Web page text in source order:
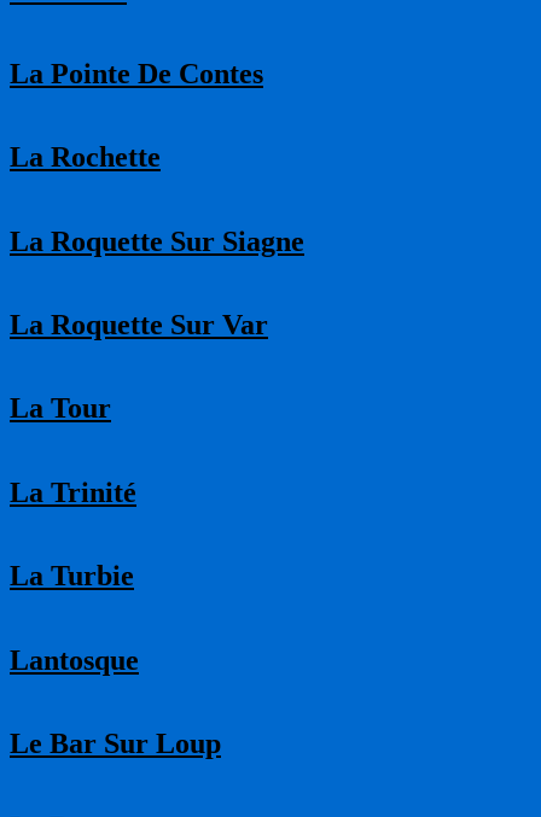
La Pointe De Contes
La Rochette
La Roquette Sur Siagne
La Roquette Sur Var
La Tour
La Trinité
La Turbie
Lantosque
Le Bar Sur Loup